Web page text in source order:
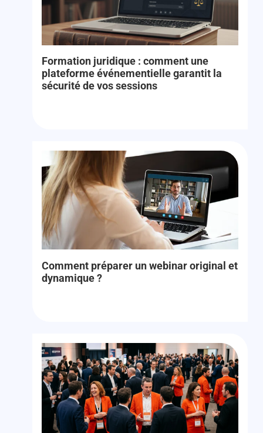
Formation juridique : comment une
plateforme événementielle garantit la
sécurité de vos sessions
Comment préparer un webinar original et
dynamique ?